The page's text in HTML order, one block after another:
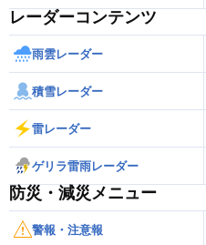
レーダーコンテンツ
雨雲レーダー
積雪レーダー
雷レーダー
ゲリラ雷雨レーダー
防災・減災メニュー
警報・注意報